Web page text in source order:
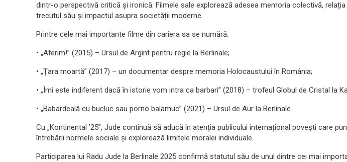
dintr-o perspectivă critică și ironică. Filmele sale explorează adesea memoria colectivă, relația
trecutul său și impactul asupra societății moderne.
Printre cele mai importante filme din cariera sa se numără:
• „Aferim!” (2015) – Ursul de Argint pentru regie la Berlinale;
• „Țara moartă” (2017) – un documentar despre memoria Holocaustului în România;
• „Îmi este indiferent dacă în istorie vom intra ca barbari” (2018) – trofeul Globul de Cristal la
• „Babardeală cu bucluc sau porno balamuc” (2021) – Ursul de Aur la Berlinale.
Cu „Kontinental ’25”, Jude continuă să aducă în atenția publicului internațional povești care
întrebării normele sociale și explorează limitele moralei individuale.
Participarea lui Radu Jude la Berlinale 2025 confirmă statutul său de unul dintre cei mai